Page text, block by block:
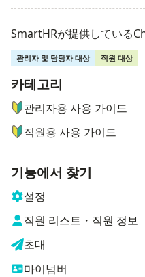
SmartHRが提供している
관리자 및 담당자 대상 직원 대상
ナビゲーションメニュー
카테고리
관리자용 사용 가이드
직원용 사용 가이드
기능에서 찾기
설정
직원 리스트・직원 정보
초대
마이넘버